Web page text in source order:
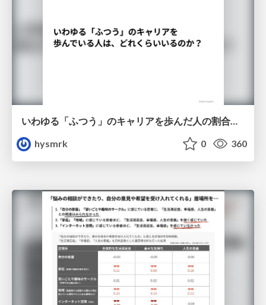
いわゆる「ふつう」のキャリアを歩んだ人の割合（若者向け）
hysmrk
0 360